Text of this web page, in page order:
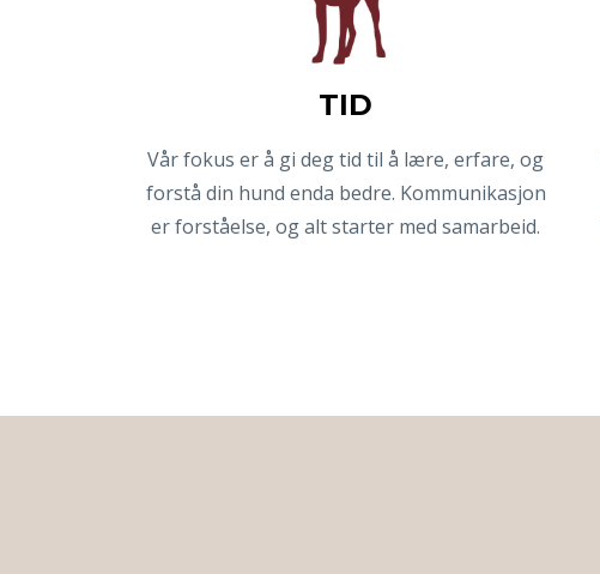
TID
Vår fokus er å gi deg tid til å lære, erfare, og
forstå din hund enda bedre. Kommunikasjon
er forståelse, og alt starter med samarbeid.